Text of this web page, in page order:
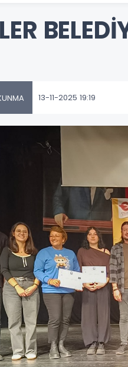
13-11-2025 19:19